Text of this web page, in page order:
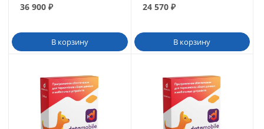
36 900 ₽
В корзину
24 570₽
В корзину